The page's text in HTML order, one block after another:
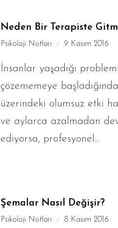
Neden Bir Terapiste
Psikoloji Notları 9 Kasım 2016
İnsanlar yaşadığı
çözememeye
üzerindeki olumsuz etki
ve aylarca azalmadan
ediyorsa, profesyonel...
Şemalar Nasıl Değişir?
Psikoloji Notları 8 Kasım 2016